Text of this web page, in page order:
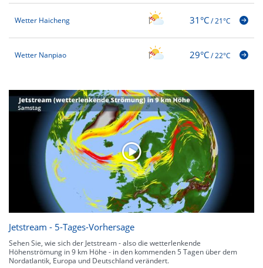
Wetter Haicheng 31°C/21°C
Wetter Nanpiao 29°C/22°C
Jetstream - 5-Tages-Vorhersage
Sehen Sie, wie sich der Jetstream - also die wetterlenkende
Höhenströmung in 9 km Höhe - in den kommenden 5 Tagen über dem
Nordatlantik, Europa und Deutschland verändert.